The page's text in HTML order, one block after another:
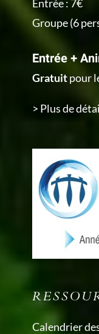
Entrée : 7€
Groupe (6
Entrée +
Gratuitpour
> Plus de
Calendrier